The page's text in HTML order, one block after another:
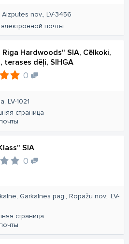
nov., LV-3456
почты
Riga Hardwoods" SIA, Cēlkoki,
terases dēļi, SIHGA
0
LV-1021
страница
SIA
0
Garkalnes pag., Ropažu nov., LV-
страница